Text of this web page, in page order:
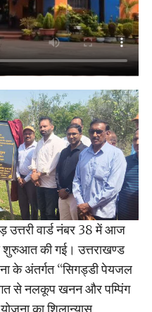
उत्तरी वार्ड नंबर 38 में आज
शुरुआत की गई। उत्तराखण्ड
के अंतर्गत “सिगड्डी पेयजल
से नलकूप खनन और पम्पिंग